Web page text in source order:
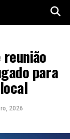
para
2026